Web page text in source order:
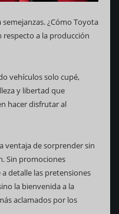
¿Cómo Toyota
a la producción
vehículos solo cupé,
y libertad que
hacer disfrutar al
ventaja de sorprender sin
Sin promociones
detalle las pretensiones
la bienvenida a la
aclamados por los